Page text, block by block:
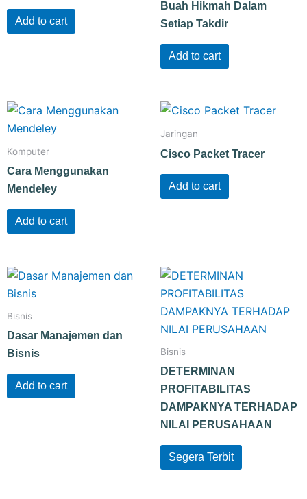
Add to cart
Buah Hikmah Dalam
Setiap Takdir
Add to cart
Komputer
Cara Menggunakan
Mendeley
Add to cart
Jaringan
Cisco Packet Tracer
Add to cart
Bisnis
Dasar Manajemen dan
Bisnis
Add to cart
Bisnis
DETERMINAN
PROFITABILITAS
DAMPAKNYA TERHADAP
NILAI PERUSAHAAN
Segera Terbit